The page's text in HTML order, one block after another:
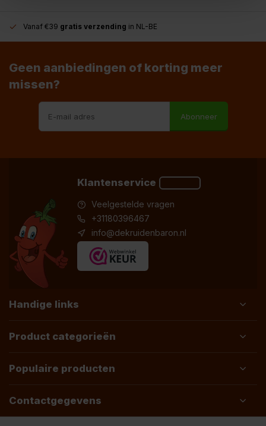
Vanaf €39 gratis verzending in NL-BE
Geen aanbiedingen of korting meer
missen?
Abonneer
Klantenservice
Veelgestelde vragen
+31180396467
info@dekruidenbaron.nl
Handige links
Product categorieën
Populaire producten
Contactgegevens